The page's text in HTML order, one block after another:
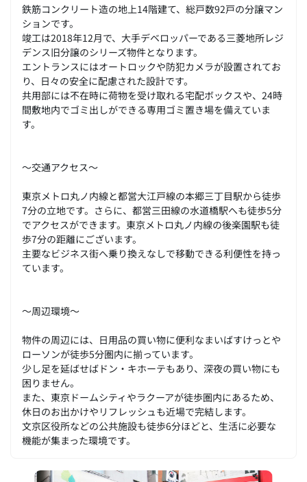
鉄筋コンクリート造の地上14階建て、総戸数92戸の分譲マン
ションです。
竣工は2018年12月で、大手デベロッパーである三菱地所レジ
デンス旧分譲のシリーズ物件となります。
エントランスにはオートロックや防犯カメラが設置されてお
り、日々の安全に配慮された設計です。
共用部には不在時に荷物を受け取れる宅配ボックスや、24時
間敷地内でゴミ出しができる専用ゴミ置き場を備えていま
す。
～交通アクセス～
東京メトロ丸ノ内線と都営大江戸線の本郷三丁目駅から徒歩
7分の立地です。さらに、都営三田線の水道橋駅へも徒歩5分
でアクセスができます。東京メトロ丸ノ内線の後楽園駅も徒
歩7分の距離にございます。
主要なビジネス街へ乗り換えなしで移動できる利便性を持っ
ています。
～周辺環境～
物件の周辺には、日用品の買い物に便利なまいばすけっとや
ローソンが徒歩5分圏内に揃っています。
少し足を延ばせばドン・キホーテもあり、深夜の買い物にも
困りません。
また、東京ドームシティやラクーアが徒歩圏内にあるため、
休日のお出かけやリフレッシュも近場で完結します。
文京区役所などの公共施設も徒歩6分ほどと、生活に必要な
機能が集まった環境です。